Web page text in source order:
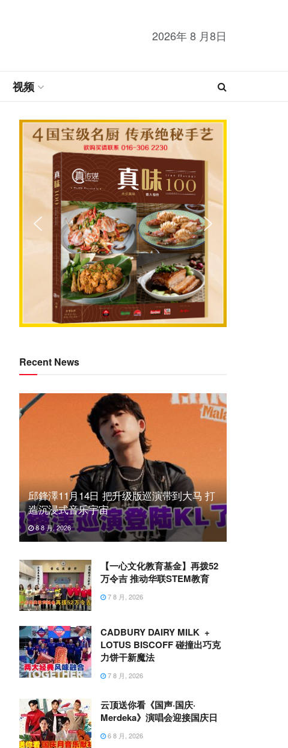
2026年 8 月8日
视频
Recent News
邱鋒澤11月14日 把升级版巡演带到大马 打
造沉浸式音乐宇宙
8 8 月, 2026
【一心文化教育基金】再拨52
万令吉 推动华联STEM教育
7 8 月, 2026
CADBURY DAIRY MILK +
LOTUS BISCOFF 碰撞出巧克
力饼干新魔法
7 8 月, 2026
云顶送你看《国声·国庆·
Merdeka》演唱会迎接国庆日
6 8 月, 2026